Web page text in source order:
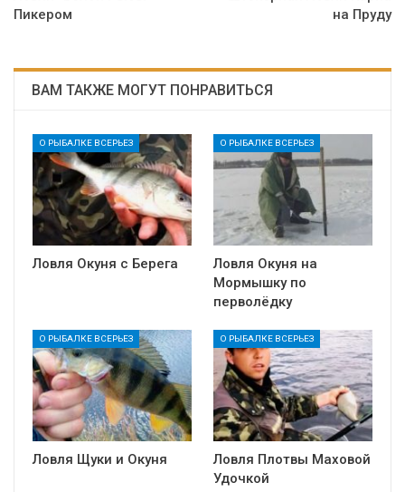
Пикером
на Пруду
ВАМ ТАКЖЕ МОГУТ ПОНРАВИТЬСЯ
О РЫБАЛКЕ ВСЕРЬЕЗ
Ловля Окуня с Берега
О РЫБАЛКЕ ВСЕРЬЕЗ
Ловля Окуня на
Мормышку по
перволёдку
О РЫБАЛКЕ ВСЕРЬЕЗ
Ловля Щуки и Окуня
О РЫБАЛКЕ ВСЕРЬЕЗ
Ловля Плотвы Маховой
Удочкой